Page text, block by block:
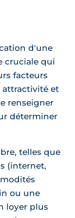
d'une
cruciale qui
facteurs
attractivité et
renseigner
déterminer
telles que
(internet,
ou une
loyer plus